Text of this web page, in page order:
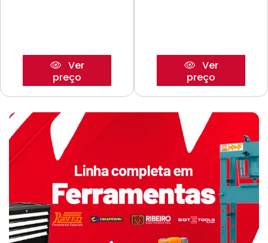
Ver
preço
Ver
preço